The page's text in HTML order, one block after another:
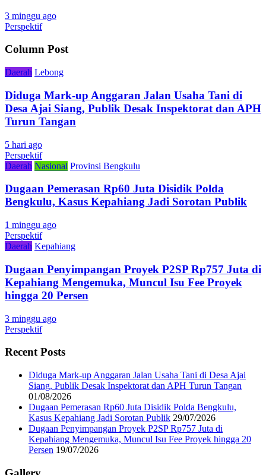
3 minggu ago
Perspektif
Column Post
Daerah Lebong
Diduga Mark-up Anggaran Jalan Usaha Tani di
Desa Ajai Siang, Publik Desak Inspektorat dan APH
Turun Tangan
5 hari ago
Perspektif
Daerah Nasional Provinsi Bengkulu
Dugaan Pemerasan Rp60 Juta Disidik Polda
Bengkulu, Kasus Kepahiang Jadi Sorotan Publik
1 minggu ago
Perspektif
Daerah Kepahiang
Dugaan Penyimpangan Proyek P2SP Rp757 Juta di
Kepahiang Mengemuka, Muncul Isu Fee Proyek
hingga 20 Persen
3 minggu ago
Perspektif
Recent Posts
Diduga Mark-up Anggaran Jalan Usaha Tani di Desa Ajai
Siang, Publik Desak Inspektorat dan APH Turun Tangan
01/08/2026
Dugaan Pemerasan Rp60 Juta Disidik Polda Bengkulu,
Kasus Kepahiang Jadi Sorotan Publik 29/07/2026
Dugaan Penyimpangan Proyek P2SP Rp757 Juta di
Kepahiang Mengemuka, Muncul Isu Fee Proyek hingga 20
Persen 19/07/2026